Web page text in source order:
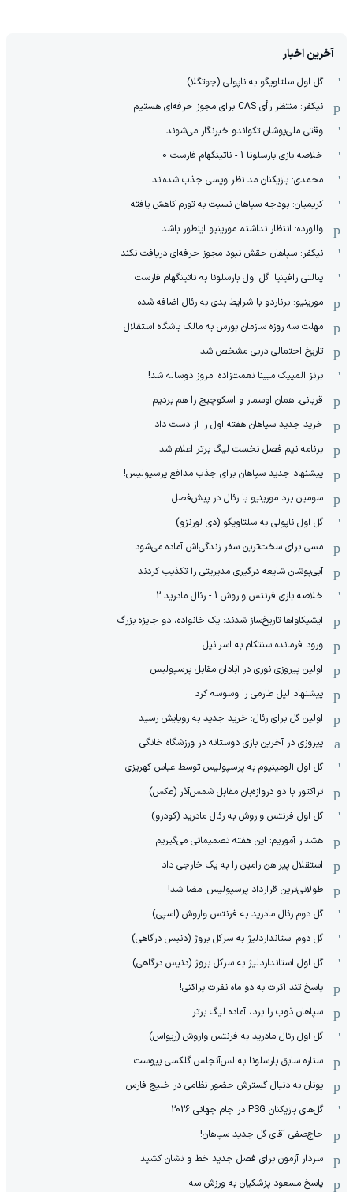
آخرین اخبار
گل اول سلتاویگو به ناپولی (جوتگلا)
نیکفر: منتظر رأی CAS برای مجوز حرفه‌ای هستیم
وقتی ملی‌پوشان تکواندو خبرنگار می‌شوند
خلاصه بازی بارسلونا 1 - ناتینگهام فارست 0
محمدی: بازیکنان مد نظر ویسی جذب شده‌اند
کریمیان: بودجه سپاهان نسبت به تورم کاهش یافته
والورده: انتظار نداشتم مورینیو اینطور باشد
نیکفر: سپاهان حقش نبود مجوز حرفه‌ای دریافت نکند
پنالتی رافینیا؛ گل اول بارسلونا به ناتینگهام فارست
مورینیو: برناردو با شرایط بدی به رئال اضافه شده
مهلت سه روزه سازمان بورس به مالک باشگاه استقلال
تاریخ احتمالی دربی مشخص شد
برنز المپیک مبینا نعمت‌زاده امروز دوساله شد!
قربانی: همان اوسمار و اسکوچیچ را هم بردیم
خرید جدید سپاهان هفته اول را از دست داد
برنامه نیم فصل نخست لیگ برتر اعلام شد
پیشنهاد جدید سپاهان برای جذب مدافع پرسپولیس!
سومین برد مورینیو با رئال در پیش‌فصل
گل اول ناپولی به سلتاویگو (دی لورنزو)
مسی برای سخت‌ترین سفر زندگی‌اش آماده می‌شود
آبی‌پوشان شایعه درگیری مدیریتی را تکذیب کردند
خلاصه بازی فرنتس واروش 1 - رئال مادرید 2
ایشیکاوا‌ها تاریخ‌ساز شدند: یک خانواده، دو جایزه بزرگ
ورود فرمانده سنتکام به اسرائیل
اولین پیروزی نوری در آبادان مقابل پرسپولیس
پیشنهاد لیل طارمی را وسوسه کرد
اولین گل برای رئال: خرید جدید به رویایش رسید
پیروزی در آخرین بازی دوستانه در ورزشگاه خانگی
گل اول آلومینیوم به پرسپولیس توسط عباس کهریزی
تراکتور با دو دروازه‌بان مقابل شمس‌آذر (عکس)
گل اول فرنتس واروش به رئال مادرید (کودرو)
هشدار آموریم: این هفته تصمیماتی می‌گیریم
استقلال پیراهن رامین را به یک خارجی داد
طولانی‌ترین قرارداد پرسپولیس امضا شد!
گل دوم رئال مادرید به فرنتس واروش (اسپی)
گل دوم استانداردلیژ به سرکل بروژ (دنیس درگاهی)
گل اول استانداردلیژ به سرکل بروژ (دنیس درگاهی)
پاسخ تند اکرت به دو ماه نفرت پراکنی!
سپاهان ذوب را برد، آماده لیگ برتر
گل اول رئال مادرید به فرنتس واروش (ریواس)
ستاره سابق بارسلونا به لس‌آنجلس گلکسی پیوست
یونان به دنبال گسترش حضور نظامی در خلیج فارس
گل‌های بازیکنان PSG در جام جهانی 2026
حاج‌صفی آقای گل جدید سپاهان!
سردار آزمون برای فصل جدید خط و نشان کشید
پاسخ مسعود پزشکیان به ورزش سه